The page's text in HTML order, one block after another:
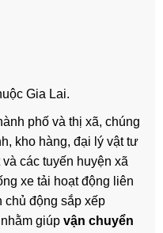
Gia Lai.
phố và thị xã, chúng
kho hàng, đại lý vật tư
các tuyến huyện xã
xe tải hoạt động liên
chủ động sắp xếp
giúp vận chuyển